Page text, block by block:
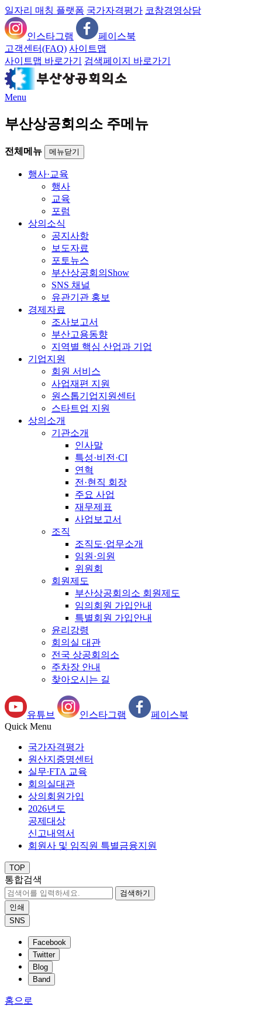
일자리 매칭 플랫폼 국가자격평가 코참경영상담
인스타그램
페이스북
고객센터(FAQ) 사이트맵
사이트맵 바로가기
검색페이지 바로가기
Menu
부산상공회의소 주메뉴
전체메뉴 메뉴닫기
행사·교육
행사
교육
포럼
상의소식
공지사항
보도자료
포토뉴스
부산상공회의Show
SNS 채널
유관기관 홍보
경제자료
조사보고서
부산고용동향
지역별 핵심 산업과 기업
기업지원
회원 서비스
사업재편 지원
원스톱기업지원센터
스타트업 지원
상의소개
기관소개
인사말
특성·비전·CI
연혁
전·현직 회장
주요 사업
재무제표
사업보고서
조직
조직도·업무소개
임원·의원
위원회
회원제도
부산상공회의소 회원제도
임의회원 가입안내
특별회원 가입안내
윤리강령
회의실 대관
전국 상공회의소
주차장 안내
찾아오시는 길
유튜브 인스타그램
페이스북
Quick Menu
국가자격평가
원산지증명센터
실무∙FTA 교육
회의실대관
상의회원가입
2026년도
공제대상
신고내역서
회원사 및 임직원 특별금융지원
TOP
통합검색
검색하기
인쇄
SNS
Facebook
Twitter
Blog
Band
홈으로